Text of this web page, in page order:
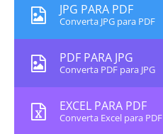
JPG PARA PDF
Converta JPG para PDF
PDF PARA JPG
Converta PDF para JPG
EXCEL PARA PDF
Converta Excel para PDF